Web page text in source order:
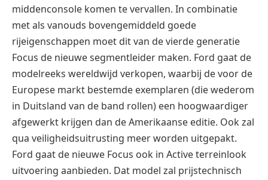
middenconsole komen te vervallen. In combinatie
met als vanouds bovengemiddeld goede
rijeigenschappen moet dit van de vierde generatie
Focus de nieuwe segmentleider maken. Ford gaat de
modelreeks wereldwijd verkopen, waarbij de voor de
Europese markt bestemde exemplaren (die wederom
in Duitsland van de band rollen) een hoogwaardiger
afgewerkt krijgen dan de Amerikaanse editie. Ook zal
qua veiligheidsuitrusting meer worden uitgepakt.
Ford gaat de nieuwe Focus ook in Active terreinlook
uitvoering aanbieden. Dat model zal prijstechnisch